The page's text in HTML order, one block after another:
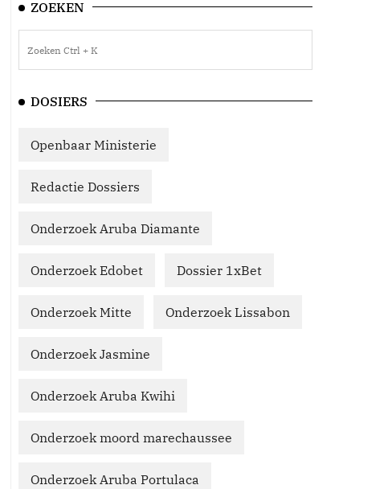
ZOEKEN
DOSIERS
Openbaar Ministerie
Redactie Dossiers
Onderzoek Aruba Diamante
Onderzoek Edobet Dossier 1xBet
Onderzoek Mitte Onderzoek Lissabon
Onderzoek Jasmine
Onderzoek Aruba Kwihi
Onderzoek moord marechaussee
Onderzoek Aruba Portulaca